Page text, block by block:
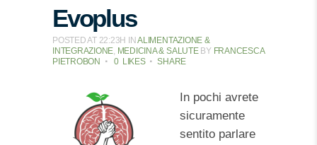
Evoplus
POSTED AT 22:23H INALIMENTAZIONE &
INTEGRAZIONE, MEDICINA & SALUTE BY FRANCESCA
PIETROBON
0 LIKES SHARE
In pochi avrete
sicuramente
sentito parlare